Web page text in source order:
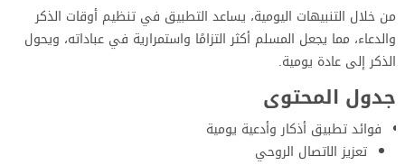
من خلال التنبيهات اليومية، يساعد التطبيق في تنظيم أوقات الذكر
والدعاء، مما يجعل المسلم أكثر التزامًا واستمرارية في عباداته، ويحول
الذكر إلى عادة يومية.
جدول المحتوى
فوائد تطبيق أذكار وأدعية يومية
تعزيز الاتصال الروحي